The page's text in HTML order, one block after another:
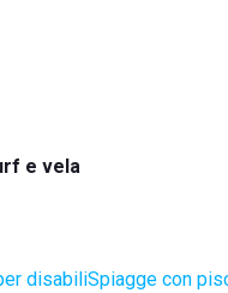
e vela
disabiliSpiagge con